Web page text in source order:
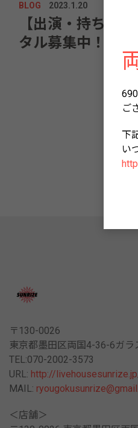
BLOG 2023.1.20
【出演・持ち込
タル募集中！！！
〒130-0026
東京都墨田区両国4-36-6ガラ
TEL:070-2002-3573
URL: http://
MAIL:
＜店舗＞
ご
下
い